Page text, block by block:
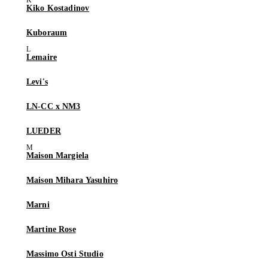
Kiko Kostadinov
Kuboraum
Lemaire
Levi's
LN-CC x NM3
LUEDER
Maison Margiela
Maison Mihara Yasuhiro
Marni
Martine Rose
Massimo Osti Studio